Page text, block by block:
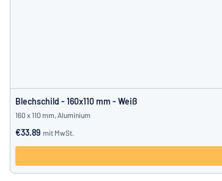
Blechschild - 160x110 mm - Weiß
160 x 110 mm, Aluminium
€33.89 mit MwSt.